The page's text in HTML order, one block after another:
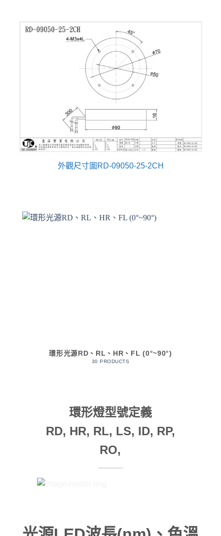
外觀尺寸圖RD-09050-25-2CH
環形光源RD、RL、HR、FL (0°~90°)
30 PRODUCTS
環形燈型號定義
RD, HR, RL, LS, ID, RP,
RO,